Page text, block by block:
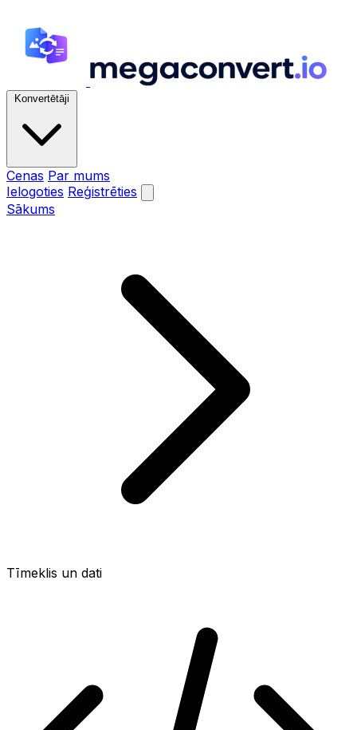
Konvertētāji
Cenas Par mums
Ielogoties Reģistrēties
Sākums
Tīmeklis un dati